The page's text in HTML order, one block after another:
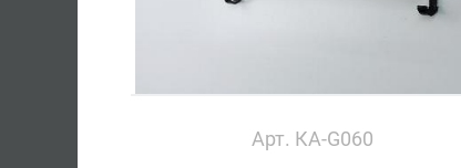
Арт. КА-G060